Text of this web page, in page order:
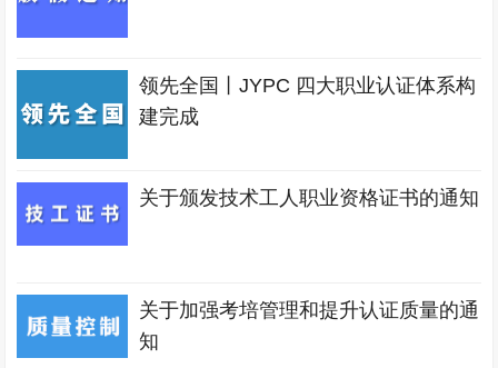
领先全国丨JYPC 四大职业认证体系构
建完成
关于颁发技术工人职业资格证书的通知
关于加强考培管理和提升认证质量的通
知